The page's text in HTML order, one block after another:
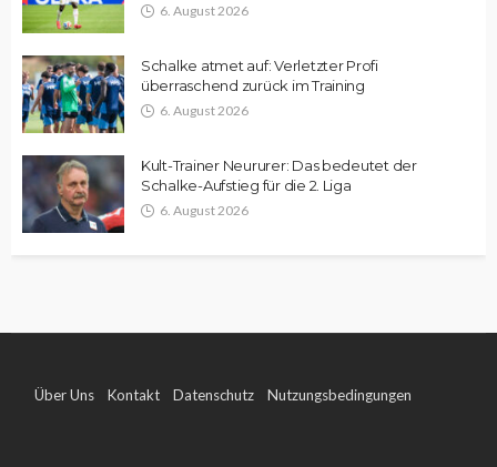
6. August 2026
Schalke atmet auf: Verletzter Profi
überraschend zurück im Training
6. August 2026
Kult-Trainer Neururer: Das bedeutet der
Schalke-Aufstieg für die 2. Liga
6. August 2026
Über Uns Kontakt Datenschutz Nutzungsbedingungen